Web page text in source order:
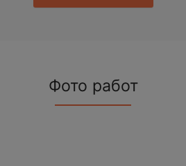
Фото работ